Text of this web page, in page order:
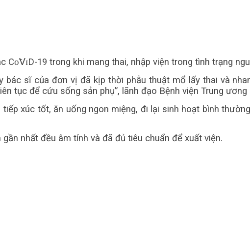
19 trong khi mang thai, nhập viện trong tình trạng
sĩ của đơn vị đã kịp thời phẫu thuật mổ lấy thai và
tục để cứu sống sản phụ”, lãnh đạo Bệnh viện Trung ương
xúc tốt, ăn uống ngon miệng, đi lại sinh hoạt bình
nhất đều âm tính và đã đủ tiêu chuẩn để xuất viện.